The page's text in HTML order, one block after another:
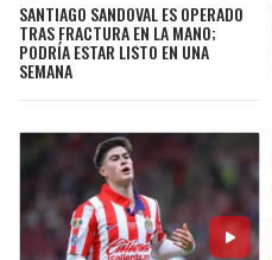
COPA LIBERTADORES
LIGA BETPLAY
OTRAS LIGAS
RAVENS
BROWNS
STEELERS
PACERS
HAWKS
HORNETS
SANTIAGO SANDOVAL ES OPERADO
TRAS FRACTURA EN LA MANO;
PODRÍA ESTAR LISTO EN UNA
SEMANA